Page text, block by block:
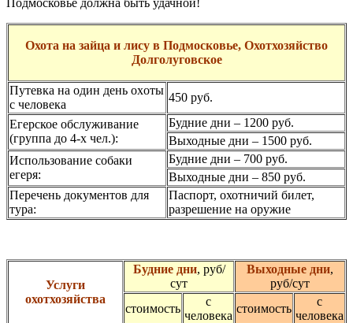
Охота на зайца и лису в Подмосковье, Охотхозяйство
Долголуговское
Путeвка на oдин дeнь oxoты
c чeлoвeка
450 руб.
Егерское обслуживание
(группа до 4-х чел.):
Будние дни – 1200 руб.
Выходные дни – 1500 руб.
Использование собаки
егеря:
Будние дни – 700 руб.
Выходные дни – 850 руб.
Перечень документов для
тура:
Паспорт, охотничий билет,
разрешение на оружие
Услуги
охотхозяйства
Будние дни, руб/
сут
Выходные дни,
руб/сут
стоимость
с
человека
стоимость
с
человека